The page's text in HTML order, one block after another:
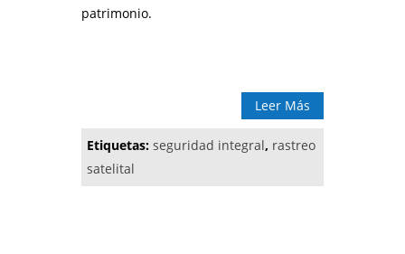
patrimonio.
Leer Más
Etiquetas: seguridad integral, rastreo
satelital